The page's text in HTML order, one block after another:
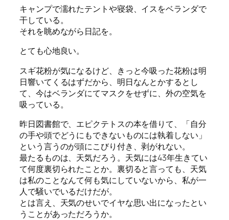
キャンプで濡れたテントや寝袋、イスをベランダで
干している。
それを眺めながら日記を。
とても心地良い。
スギ花粉が気になるけど、きっと今吸った花粉は明
日響いてくるはずだから、明日なんとかするとし
て、今はベランダにてマスクをせずに、外の空気を
吸っている。
昨日図書館で、エピクテトスの本を借りて、「自分
の手や頭でどうにもできないものには執着しない」
という言うのが頭にこびり付き、剥がれない。
最たるものは、天気だろう。天気には43年生きてい
て何度裏切られたことか。裏切ると言っても、天気
は私のことなんて何も気にしていないから、私が一
人で騒いでいるだけだが。
とは言え、天気のせいでイヤな思い出になったとい
うことがあっただろうか。